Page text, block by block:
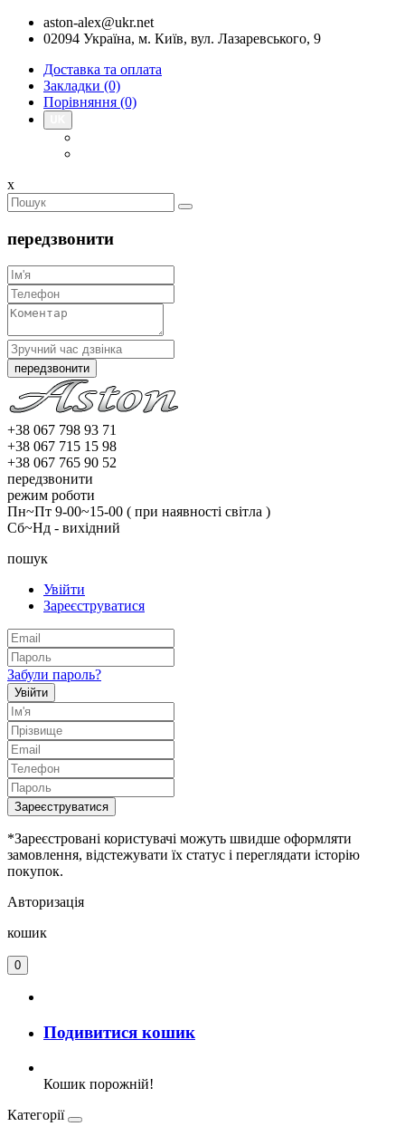
aston-alex@ukr.net
02094 Україна, м. Київ, вул. Лазаревського, 9
Доставка та оплата
Закладки (0)
Порівняння (0)
x
передзвонити
+38 067 798 93 71
+38 067 715 15 98
+38 067 765 90 52
передзвонити
режим роботи
Пн~Пт 9-00~15-00 ( при наявності світла )
Сб~Нд - вихідний
пошук
Увійти
Зареєструватися
Забули пароль?
Увійти
Зареєструватися
*Зареєстровані користувачі можуть швидше оформляти
замовлення, відстежувати їх статус і переглядати історію
покупок.
Авторизація
кошик
0
Подивитися кошик
Кошик порожній!
Категорії